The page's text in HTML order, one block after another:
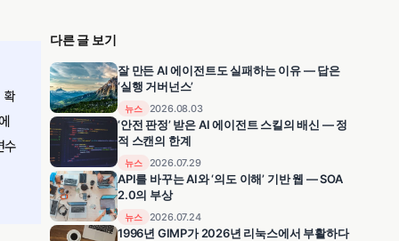
확
수
다른 글 보기
잘 만든 AI 에이전트도 실패하는 이유 — 답은
‘실행 거버넌스’
뉴스 2026.08.03
‘안전 판정’ 받은 AI 에이전트 스킬의 배신 — 정
적 스캔의 한계
뉴스 2026.07.29
API를 바꾸는 AI와 ‘의도 이해’ 기반 웹 — SOA
2.0의 부상
뉴스 2026.07.24
1996년 GIMP가 2026년 리눅스에서 부활하다